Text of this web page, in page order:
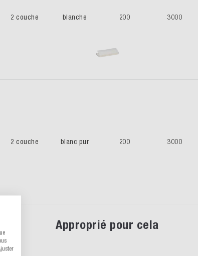
2 couche blanche 200 3000
2 couche blanc pur 200 3000
Approprié pour cela